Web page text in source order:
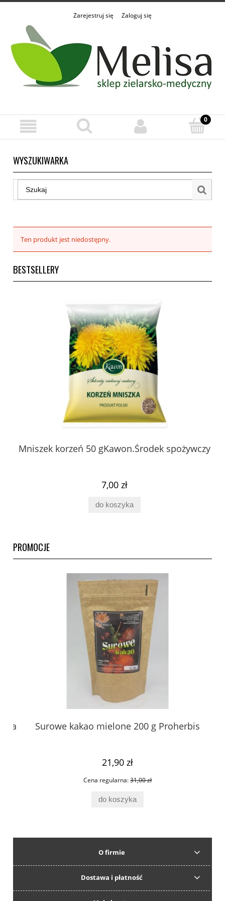
Zarejestruj się Zaloguj się
WYSZUKIWARKA
Ten produkt jest niedostępny.
BESTSELLERY
Mniszek korzeń 50 gKawon.Środek spożywczy
7,00 zł
do koszyka
PROMOCJE
Surowe kakao mielone 200 g Proherbis
21,90 zł
Cena regularna:31,00 zł
do koszyka
O firmie
Dostawa i płatność